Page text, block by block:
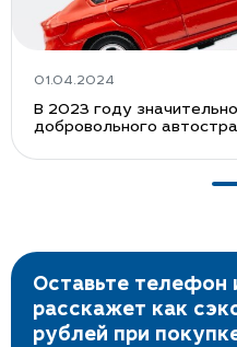
01.04.2024
В 2023 году
добровольного
Оставьте телефон
расскажет как
рублей при